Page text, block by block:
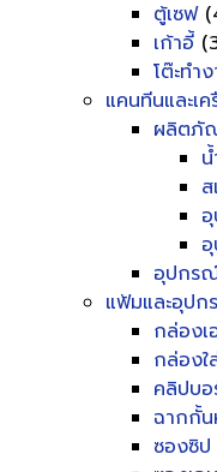
ตู้เซฟ
เก้าอี้
โต๊ะทำ
แคนทีนและเ
ผลิตภั
อุปกร
แฟ้มและอุป
กล่องเ
กล่องใ
คลิปบ
ฉากกั้
ซองซิ